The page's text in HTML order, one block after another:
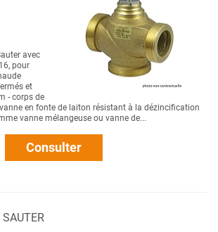
avec
pour
et
- corps de
en fonte de laiton résistant à la dézincification
vanne mélangeuse ou vanne de...
Consulter